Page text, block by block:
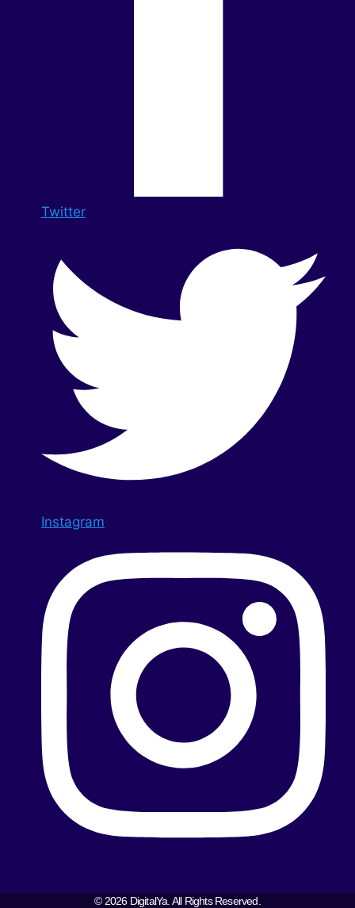
Twitter
Instagram
© 2026 DigitalYa. All Rights Reserved.